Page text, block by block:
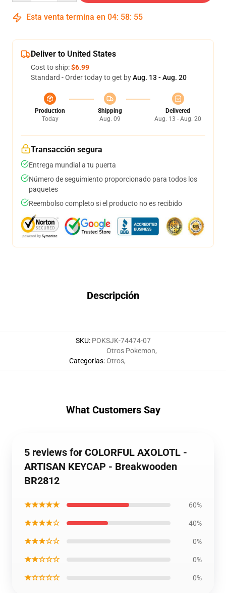
Esta venta termina en 04: 58: 54
Deliver to United States
Cost to ship:$6.99
Standard - Order today to get byAug. 13 - Aug. 20
Production
Today
Shipping
Aug. 09
Delivered
Aug. 13 - Aug. 20
Transacción segura
Entrega mundial a tu puerta
Número de seguimiento proporcionado para todos los
paquetes
Reembolso completo si el producto no es recibido
Descripción
SKU: POKSJK-74474-07
Categorías:
Otros Pokemon,
Otros,
What Customers Say
5 reviews for COLORFUL AXOLOTL -
ARTISAN KEYCAP - Breakwooden
BR2812
★★★★★ 60%
★★★★☆ 40%
★★★☆☆ 0%
★★☆☆☆ 0%
★☆☆☆☆ 0%